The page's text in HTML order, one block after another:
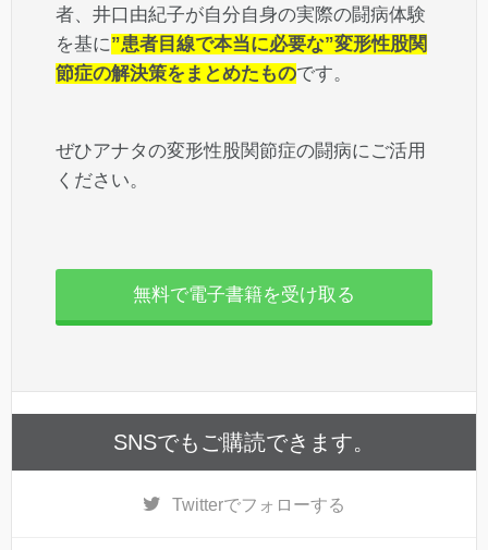
者、井口由紀子が自分自身の実際の闘病体験
を基に”患者目線で本当に必要な”変形性股関
節症の解決策をまとめたものです。
ぜひアナタの変形性股関節症の闘病にご活用
ください。
無料で電子書籍を受け取る
SNSでもご購読できます。
Twitterでフォローする